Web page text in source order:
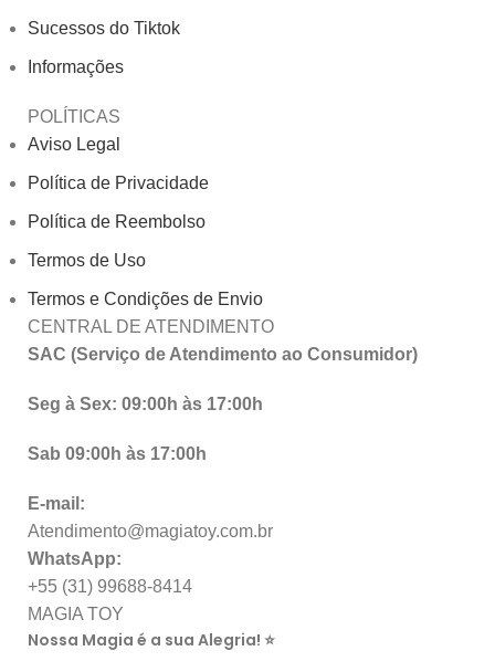
Sucessos do Tiktok
Informações
POLÍTICAS
Aviso Legal
Política de Privacidade
Política de Reembolso
Termos de Uso
Termos e Condições de Envio
CENTRAL DE ATENDIMENTO
SAC (Serviço de Atendimento ao Consumidor)
Seg à Sex: 09:00h às 17:00h
Sab 09:00h às 17:00h
E-mail:
Atendimento@magiatoy.com.br
WhatsApp:
+55 (31) 99688-8414
MAGIA TOY
Nossa Magia é a sua Alegria! ⭐